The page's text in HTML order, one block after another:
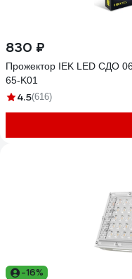
830 ₽
Прожектор IEK LED СДО
65-K01
4.5(616)
-16%